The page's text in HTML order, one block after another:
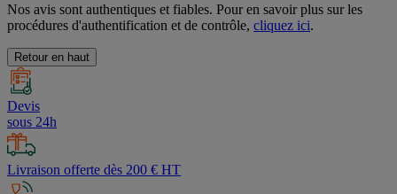
Nos avis sont authentiques et fiables. Pour en savoir plus sur les
procédures d'authentification et de contrôle, cliquez ici.
Retour en haut
Devis
sous 24h
Livraison offerte dès 200 € HT